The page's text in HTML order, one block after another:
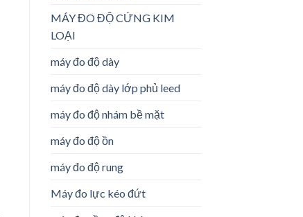
MÁY ĐO ĐỘ CỨNG KIM
LOẠI
máy đo độ dày
máy đo độ dày lớp phủ leed
máy đo độ nhám bề mặt
máy đo độ ồn
máy đo độ rung
Máy đo lực kéo đứt